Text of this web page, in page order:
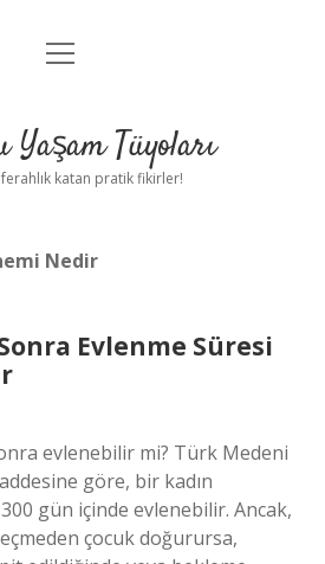
Anasayfa
Yasal Uyarı
menüyü
Tüyoları
ferahlık katan pratik fikirler!
Nedir
Evlenme Süresi
evlenebilir mi? Türk Medeni
göre, bir kadın
gün içinde evlenebilir. Ancak,
çocuk doğurursa,